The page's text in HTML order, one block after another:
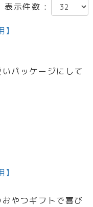
表示件数 :
パッケージにして
やつギフトで喜び